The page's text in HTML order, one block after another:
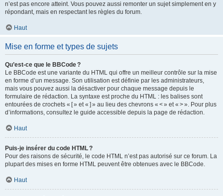
n’est pas encore atteint. Vous pouvez aussi remonter un sujet simplement en y
répondant, mais en respectant les règles du forum.
Haut
Mise en forme et types de sujets
Qu’est-ce que le BBCode ?
Le BBCode est une variante du HTML qui offre un meilleur contrôle sur la mise
en forme d’un message. Son utilisation est définie par les administrateurs,
mais vous pouvez aussi la désactiver pour chaque message depuis le
formulaire de rédaction. La syntaxe est proche du HTML : les balises sont
entourées de crochets « [ » et « ] » au lieu des chevrons « < » et « > ». Pour plus
d’informations, consultez le guide accessible depuis la page de rédaction.
Haut
Puis-je insérer du code HTML ?
Pour des raisons de sécurité, le code HTML n’est pas autorisé sur ce forum. La
plupart des mises en forme HTML peuvent être obtenues avec le BBCode.
Haut